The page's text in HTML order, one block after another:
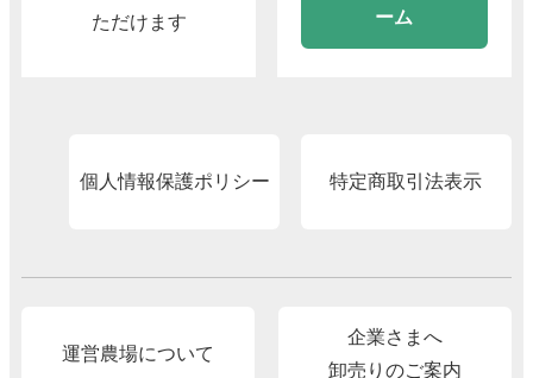
ただけます
ーム
個人情報保護ポリシー 特定商取引法表示
運営農場について
企業さまへ
卸売りのご案内